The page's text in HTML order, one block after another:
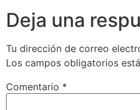
Deja una
Tu dirección de correo
Los campos obligatorios
Comentario *